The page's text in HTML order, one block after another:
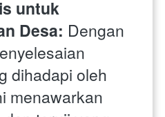
untuk
Desa: Dengan
dihadapi oleh
menawarkan